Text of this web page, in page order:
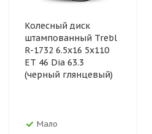
Колесный диск
штампованный Trebl
R-1732 6.5x16 5x110
ET 46 Dia 63.3
(черный глянцевый)
Мало